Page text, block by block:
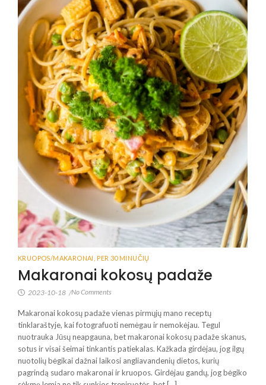
KRUOPOS/MAKARONAI PER 30 MINUČIŲ
Makaronai kokosų padaže
2023-10-18 /No Comments
Makaronai kokosų padaže vienas pirmųjų mano receptų
tinklaraštyje, kai fotografuoti nemėgau ir nemokėjau. Tegul
nuotrauka Jūsų neapgauna, bet makaronai kokosų padaže skanus,
sotus ir visai šeimai tinkantis patiekalas. Kažkada girdėjau, jog ilgų
nuotolių bėgikai dažnai laikosi angliavandenių dietos, kurių
pagrindą sudaro makaronai ir kruopos. Girdėjau gandų, jog bėgiko